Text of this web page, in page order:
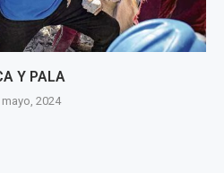
Y PALA
2024